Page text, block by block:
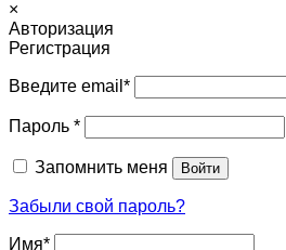
×
Авторизация
Регистрация
Введите email *
Пароль *
Запомнить меня Войти
Забыли свой пароль?
Имя*